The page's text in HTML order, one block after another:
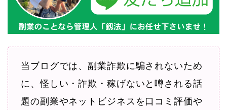
当ブログでは、副業詐欺に騙されないため
に、怪しい・詐欺・稼げないと噂される話
題の副業やネットビジネスを口コミ評価や